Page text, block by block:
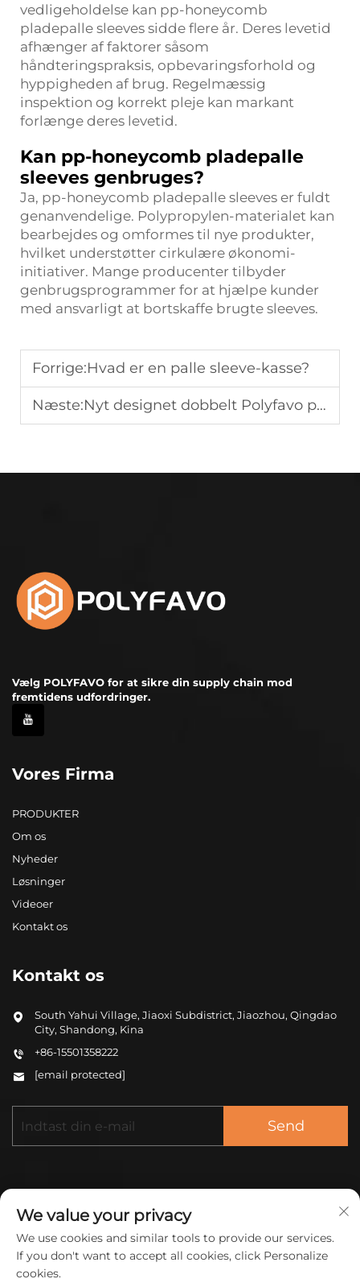
vedligeholdelse kan pp-honeycomb
pladepalle sleeves sidde flere år. Deres levetid
afhænger af faktorer såsom
håndteringspraksis, opbevaringsforhold og
hyppigheden af brug. Regelmæssig
inspektion og korrekt pleje kan markant
forlænge deres levetid.
Kan pp-honeycomb pladepalle
sleeves genbruges?
Ja, pp-honeycomb pladepalle sleeves er fuldt
genanvendelige. Polypropylen-materialet kan
bearbejdes og omformes til nye produkter,
hvilket understøtter cirkulære økonomi-
initiativer. Mange producenter tilbyder
genbrugsprogrammer for at hjælpe kunder
med ansvarligt at bortskaffe brugte sleeves.
Forrige:Hvad er en palle sleeve-kasse?
Næste:Nyt designet dobbelt Polyfavo pp-honeycombplader til flightcase
Vælg POLYFAVO for at sikre din supply chain mod
fremtidens udfordringer.
Vores Firma
PRODUKTER
Om os
Nyheder
Løsninger
Videoer
Kontakt os
Kontakt os
South Yahui Village, Jiaoxi Subdistrict, Jiaozhou, Qingdao
City, Shandong, Kina
+86-15501358222
[email protected]
Send
Copyright © 2025 Kina ZHONGCHENG (QINGDAO)
NEW MATERIAL CO LTD. Alle rettigheder
We value your privacy
We use cookies and similar tools to provide our services.
If you don't want to accept all cookies, click Personalize
cookies.